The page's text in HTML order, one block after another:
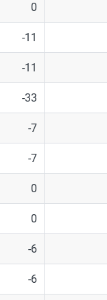
、同日の為替レートに
ーククローズ・MIDレ
ド/円とメキシコペソ/
0
-11
-11
-33
-7
-7
0
0
-6
-6